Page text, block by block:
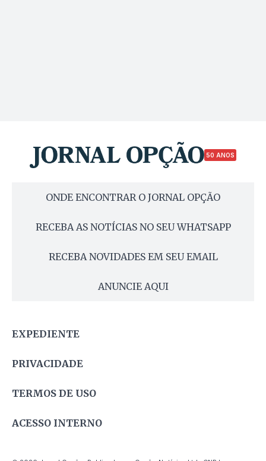
50 ANOS
ONDE ENCONTRAR O JORNAL OPÇÃO
RECEBA AS NOTÍCIAS NO SEU WHATSAPP
RECEBA NOVIDADES EM SEU EMAIL
ANUNCIE AQUI
EXPEDIENTE
PRIVACIDADE
TERMOS DE USO
ACESSO INTERNO